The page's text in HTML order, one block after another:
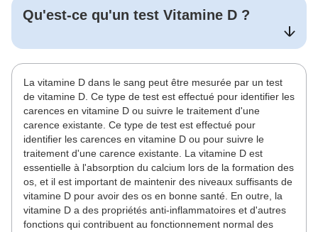
Qu'est-ce qu'un test Vitamine D ?
La vitamine D dans le sang peut être mesurée par un test
de vitamine D. Ce type de test est effectué pour identifier les
carences en vitamine D ou suivre le traitement d'une
carence existante. Ce type de test est effectué pour
identifier les carences en vitamine D ou pour suivre le
traitement d'une carence existante. La vitamine D est
essentielle à l'absorption du calcium lors de la formation des
os, et il est important de maintenir des niveaux suffisants de
vitamine D pour avoir des os en bonne santé. En outre, la
vitamine D a des propriétés anti-inflammatoires et d'autres
fonctions qui contribuent au fonctionnement normal des